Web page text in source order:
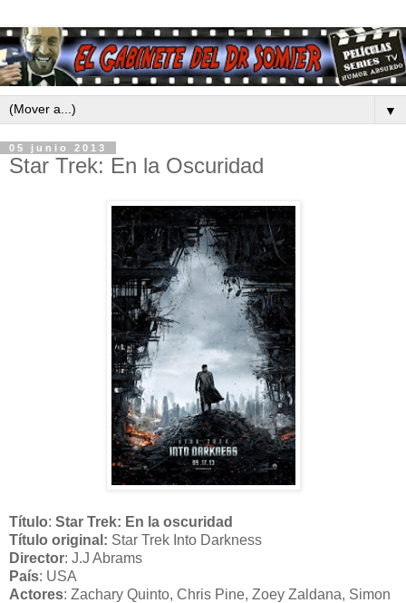
▼
05 junio 2013
Star Trek: En la Oscuridad
Título: Star Trek: En la oscuridad
Título original: Star Trek Into Darkness
Director: J.J Abrams
País: USA
Actores: Zachary Quinto, Chris Pine, Zoey Zaldana, Simon